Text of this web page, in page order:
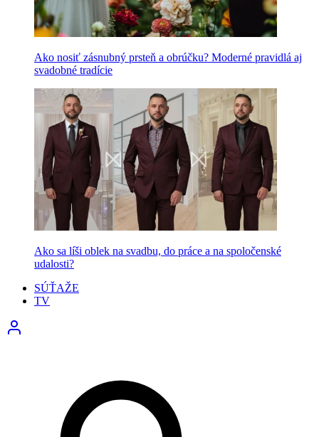
Ako nosiť zásnubný prsteň a obrúčku? Moderné pravidlá aj
svadobné tradície
Ako sa líši oblek na svadbu, do práce a na spoločenské
udalosti?
SÚŤAŽE
TV